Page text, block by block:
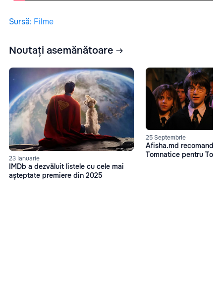
Sursă: Filme
Noutați asemănătoare
23 Ianuarie
IMDb a dezvăluit listele cu cele mai
așteptate premiere din 2025
25 Septembrie
Afisha.md recomandă:
Tomnatice pentru